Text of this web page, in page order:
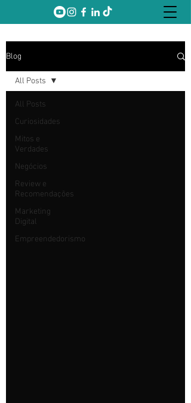
Blog
All Posts
Curiosidades
Mitos e
Verdades
Negócios
Review e
Recomendações
Marketing
Digital
Empreendedorismo
All Posts